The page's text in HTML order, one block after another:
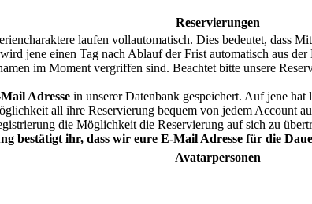
Reservierungen
laufen vollautomatisch. Dies bedeutet, dass
jene einen Tag nach Ablauf der Frist automatisch aus
im Moment vergriffen sind. Beachtet bitte unsere
Adresse in unserer Datenbank gespeichert. Auf jene
all ihre Reservierung bequem von jedem Account
die Möglichkeit die Reservierung auf sich zu
bestätigt ihr, dass wir eure E-Mail Adresse für die
Avatarpersonen